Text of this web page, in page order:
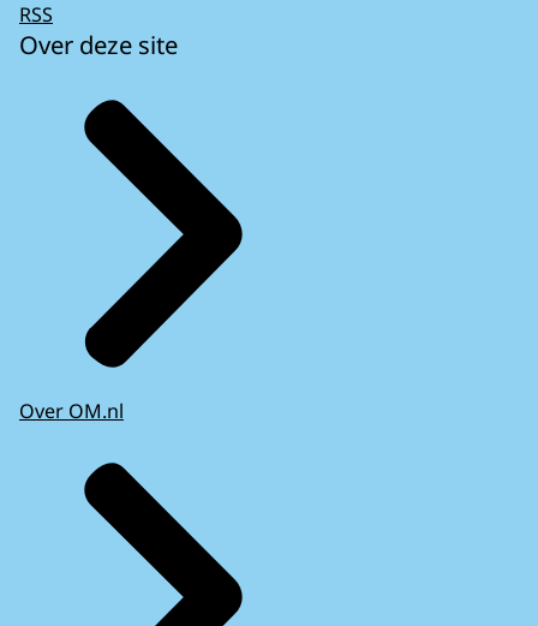
RSS
Over deze site
Over OM.nl